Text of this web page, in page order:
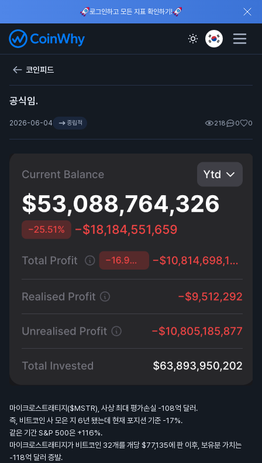
로그인하고 모든 지표 확인하기!
코인피드
공식임.
2026-06-04 중립적 218 0 0
마이크로스트래티지($MSTR), 사상 최대 평가손실 -108억 달러.
즉, 비트코인 사 모은 지 6년 됐는데 현재 포지션 기준 -17%.
같은 기간 S&P 500은 +116%.
마이크로스트래티지가 비트코인 32개를 개당 $77,135에 판 이후, 보유분 가치는
-118억 달러 증발.